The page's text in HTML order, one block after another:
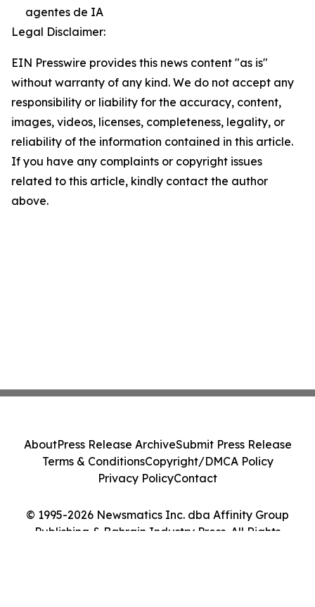
agentes de IA
Legal Disclaimer:
EIN Presswire provides this news content "as is"
without warranty of any kind. We do not accept any
responsibility or liability for the accuracy, content,
images, videos, licenses, completeness, legality, or
reliability of the information contained in this article.
If you have any complaints or copyright issues
related to this article, kindly contact the author
above.
© 1995-2026 Newsmatics Inc. dba Affinity Group
Publishing & Bahrain Industry Press. All Rights
AboutPress Release ArchiveSubmit Press Release
Terms & ConditionsCopyright/DMCA Policy
Privacy PolicyContact